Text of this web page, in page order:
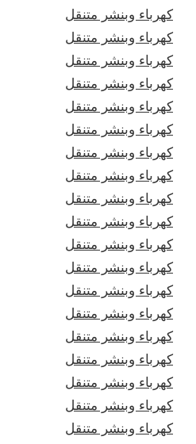
كهرباء وبنشر متنقل
كهرباء وبنشر متنقل
كهرباء وبنشر متنقل
كهرباء وبنشر متنقل
كهرباء وبنشر متنقل
كهرباء وبنشر متنقل
كهرباء وبنشر متنقل
كهرباء وبنشر متنقل
كهرباء وبنشر متنقل
كهرباء وبنشر متنقل
كهرباء وبنشر متنقل
كهرباء وبنشر متنقل
كهرباء وبنشر متنقل
كهرباء وبنشر متنقل
كهرباء وبنشر متنقل
كهرباء وبنشر متنقل
كهرباء وبنشر متنقل
كهرباء وبنشر متنقل
كهرباء وبنشر متنقل